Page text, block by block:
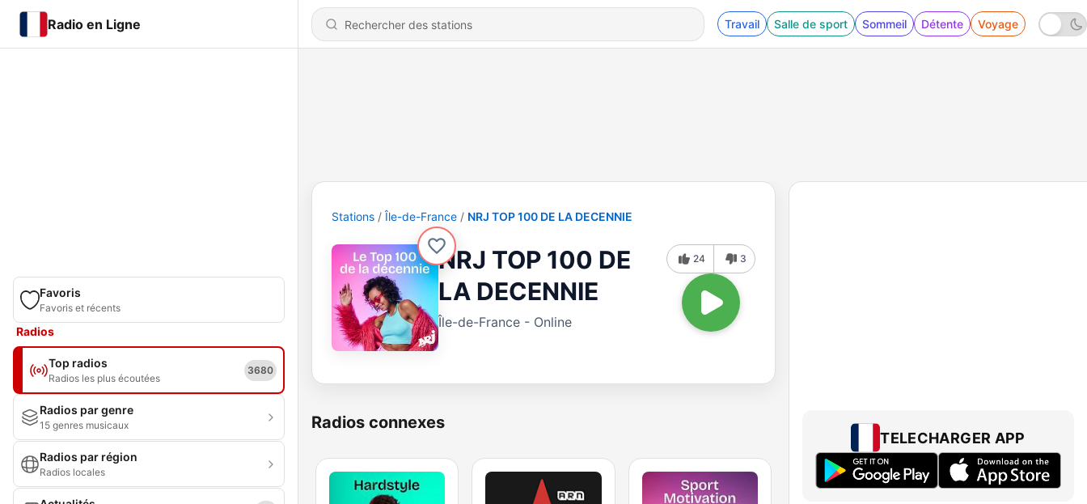
Radio en Ligne Travail Salle de sport Sommeil Détente Voyage
Favoris
Favoris et récents
Radios
Top radios
Radios les plus écoutées
3680
Radios par genre
15 genres musicaux
Radios par région
Radios locales
Stations Île-de-France NRJ TOP 100 DE LA DECENNIE
NRJ TOP 100 DE
LA DECENNIE
Île-de-France - Online
24 3
Radios connexes
TELECHARGER APP